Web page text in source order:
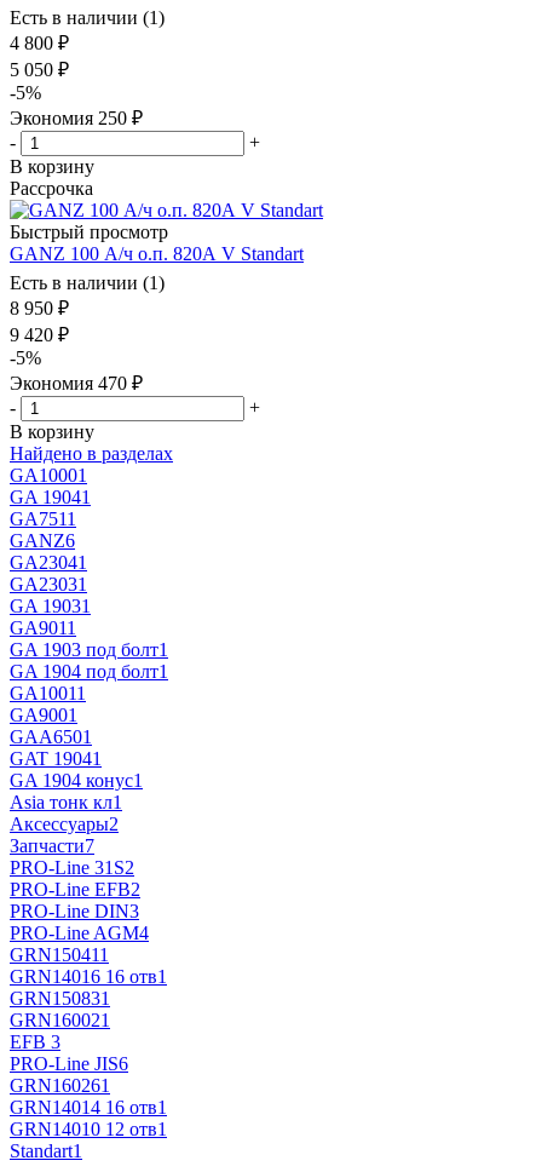
Есть в наличии (1)
4 800 ₽
5 050 ₽
-5%
Экономия 250 ₽
-
+
В корзину
Рассрочка
Быстрый просмотр
GANZ 100 А/ч о.п. 820А V Standart
Есть в наличии (1)
8 950 ₽
9 420 ₽
-5%
Экономия 470 ₽
-
+
В корзину
Найдено в разделах
GA10001
GA 19041
GA7511
GANZ6
GA23041
GA23031
GA 19031
GA9011
GA 1903 под болт1
GA 1904 под болт1
GA10011
GA9001
GAA6501
GAT 19041
GA 1904 конус1
Asia тонк кл1
Аксессуары2
Запчасти7
PRO-Line 31S2
PRO-Line EFB2
PRO-Line DIN3
PRO-Line AGM4
GRN150411
GRN14016 16 отв1
GRN150831
GRN160021
EFB 3
PRO-Line JIS6
GRN160261
GRN14014 16 отв1
GRN14010 12 отв1
Standart1